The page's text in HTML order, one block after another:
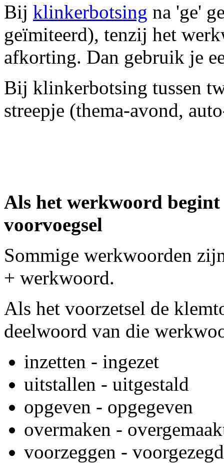
Bij klinkerbotsing na 'ge'
geïmiteerd), tenzij het
afkorting. Dan gebruik je
Bij klinkerbotsing tussen
streepje (thema-avond,
Als het werkwoord begint
voorvoegsel
Sommige werkwoorden
+ werkwoord.
Als het voorzetsel de
deelwoord van die
inzetten - ingezet
uitstallen - uitgestald
opgeven - opgegeven
overmaken -
voorzeggen - voorgezegd